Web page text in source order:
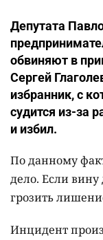
Депутата
обвиняют в
Сергей
избранник, с
судится из-за
и избил.
По данному
дело. Если
грозить
Инцидент